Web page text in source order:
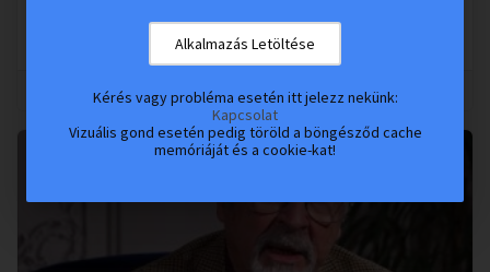
Nyitott Akadémia és MesterKurzus
0
Alkalmazás Letöltése
Kérés vagy probléma esetén itt jelezz nekünk:
Kapcsolat
Vizuális gond esetén pedig töröld a böngésződ cache
memóriáját és a cookie-kat!